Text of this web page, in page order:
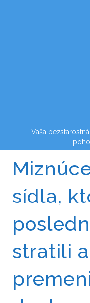
Vaša
sídla,
stratili